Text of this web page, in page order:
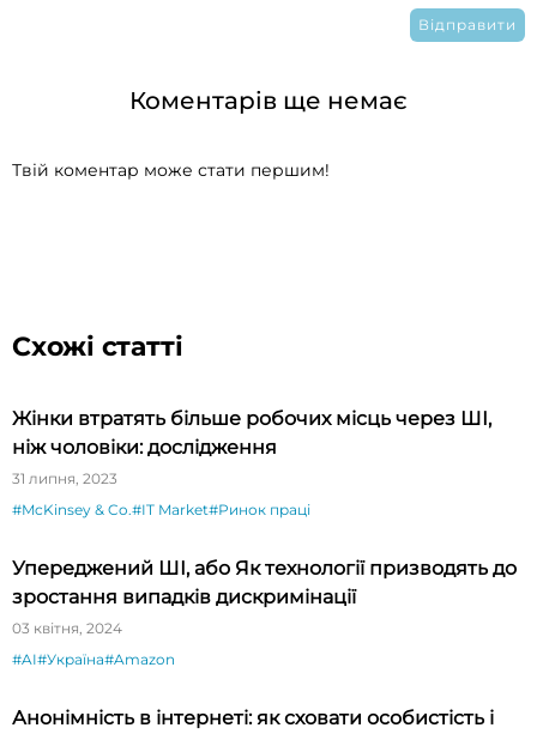
Коментарів ще немає
Твій коментар може стати першим!
Схожі статті
Жінки втратять більше робочих місць через ШІ,
ніж чоловіки: дослідження
31 липня, 2023
#McKinsey & Co.#IT Market#Ринок праці
Упереджений ШІ, або Як технології призводять до
зростання випадків дискримінації
03 квітня, 2024
#AI#Україна#Amazon
Анонімність в інтернеті: як сховати особистість і